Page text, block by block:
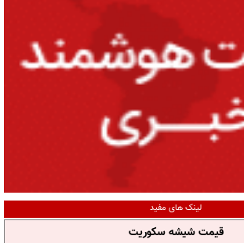
لینک های مفید
قیمت شیشه سکوریت